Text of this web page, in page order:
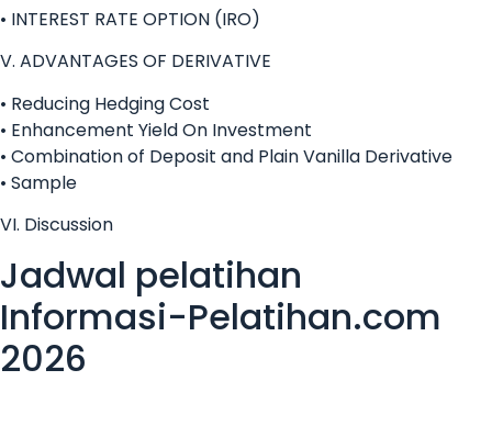
• INTEREST RATE OPTION (IRO)
V. ADVANTAGES OF DERIVATIVE
• Reducing Hedging Cost
• Enhancement Yield On Investment
• Combination of Deposit and Plain Vanilla Derivative
• Sample
VI. Discussion
Jadwal pelatihan
Informasi-Pelatihan.com
2026